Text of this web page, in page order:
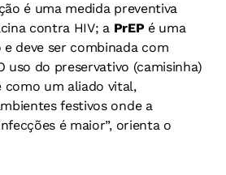
é uma medida preventiva
contra HIV; a PrEP é uma
deve ser combinada com
uso do preservativo (camisinha)
como um aliado vital,
festivos onde a
é maior”, orienta o